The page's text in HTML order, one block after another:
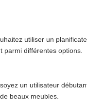
utiliser un
parmi différentes options.
un utilisateur
beaux meubles.